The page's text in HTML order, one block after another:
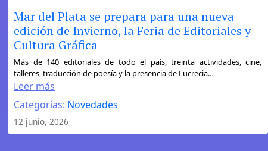
Mar del Plata se prepara para una nueva
edición de Invierno, la Feria de Editoriales y
Cultura Gráfica
Más de 140 editoriales de todo el país, treinta actividades, cine,
talleres, traducción de poesía y la presencia de Lucrecia…
Leer más
:
Mar
del
Plata
se
prepara
Categorías: Novedades
12 junio, 2026